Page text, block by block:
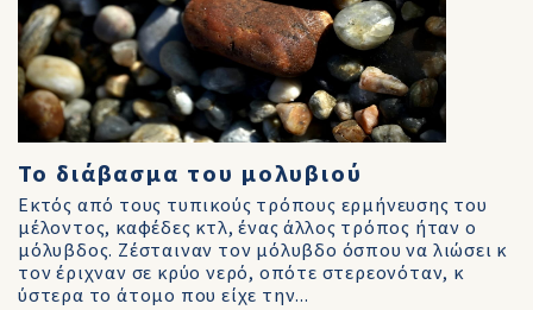
Το διάβασμα του μολυβιού
Εκτός από τους τυπικούς τρόπους ερμήνευσης του
μέλοντος, καφέδες κτλ, ένας άλλος τρόπος ήταν ο
μόλυβδος. Ζέσταιναν τον μόλυβδο όσπου να λιώσει κ
τον έριχναν σε κρύο νερό, οπότε στερεονόταν, κ
ύστερα το άτομο που είχε την...